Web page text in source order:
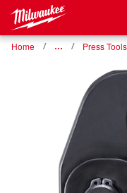
Home … Press Tools